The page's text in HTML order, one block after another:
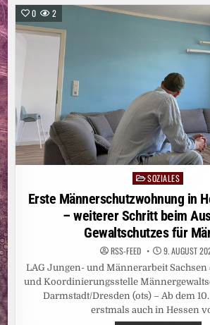
WEGEN
AUS
0 2
PostedSOZIALES
Erste Männerschutzwohnung in
– weiterer Schritt beim
Gewaltschutzes für
RSS-FEED 9. AUGUST
LAG Jungen- und Männerarbeit Sachsen
und Koordinierungsstelle
Darmstadt/Dresden (ots) – Ab dem
erstmals auch in Hessen